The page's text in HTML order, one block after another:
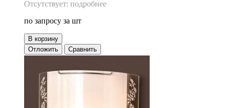
Отсутствует: подробнее
по запросу за шт
В корзину
Отложить
Сравнить